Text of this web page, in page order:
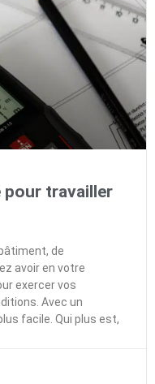
pour travailler
de
avoir en votre
exercer vos
Avec un
facile. Qui plus est,